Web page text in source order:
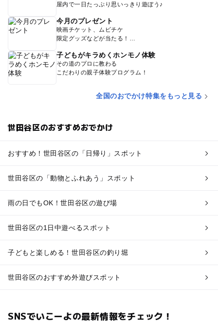
屋内で一日たっぷり思いっきり遊ぼう♪
今月のプレゼント
映画チケット、ムビチケ
限定グッズなどが当たる！
子どもがキラめくホンモノ体験
その道のプロに教わる
こだわりの親子体験プログラム！
全国のおでかけ特集をもっと見る
世田谷区のおすすめおでかけ
おすすめ！世田谷区の「日帰り」スポット
世田谷区の「動物とふれあう」スポット
雨の日でもOK！世田谷区の遊び場
世田谷区の1日中遊べるスポット
子どもと楽しめる！世田谷区の釣り堀
世田谷区のおすすめ外遊びスポット
SNSでいこーよの最新情報をチェック！